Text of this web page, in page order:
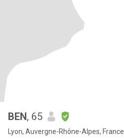
BEN, 65
Lyon, Auvergne-Rhône-Alpes, France